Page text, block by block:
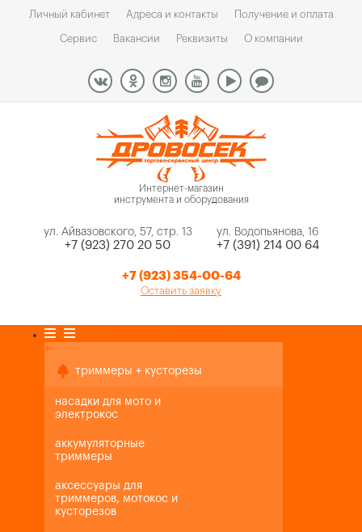
Личный кабинет Адреса и контакты Получение и оплата
Сервис Вакансии Реквизиты О компании
Интернет-магазин
инструмента и оборудования
ул. Айвазовского, 57, стр. 13
+7 (923) 270 20 50
ул. Водопьянова, 16
+7 (391) 214 00 64
+7 (923) 354-00-64
Оставить заявку
+-
триммеры + кусторезы
насадки для мото и
электрокос
аккумуляторные
триммеры
аксессуары для
триммеров, мотокос и
кусторезов